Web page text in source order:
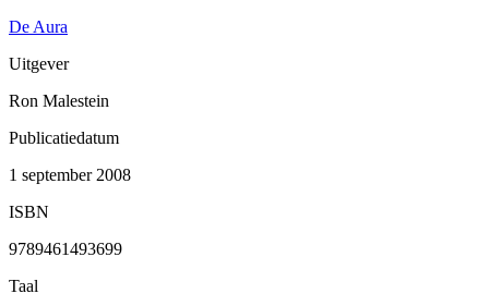
De Aura
Uitgever
Ron Malestein
Publicatiedatum
1 september 2008
ISBN
9789461493699
Taal